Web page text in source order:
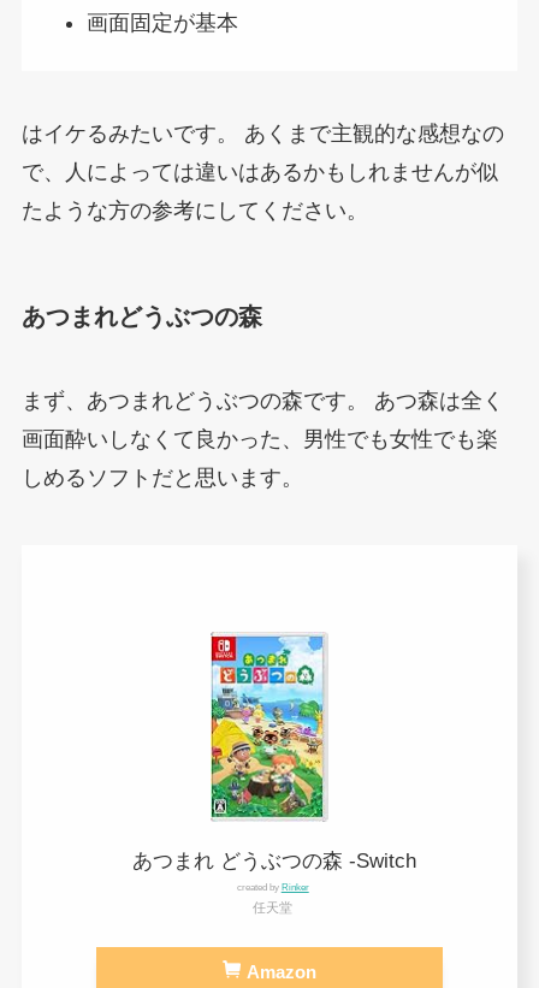
画面固定が基本
はイケるみたいです。 あくまで主観的な感想なの
で、人によっては違いはあるかもしれませんが似
たような方の参考にしてください。
あつまれどうぶつの森
まず、あつまれどうぶつの森です。 あつ森は全く
画面酔いしなくて良かった、男性でも女性でも楽
しめるソフトだと思います。
あつまれ どうぶつの森 -Switch
created by Rinker
任天堂
Amazon